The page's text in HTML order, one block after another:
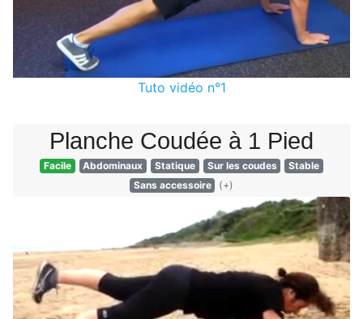
Tuto vidéo n°1
Planche Coudée à 1 Pied
Facile Abdominaux Statique Sur les coudes
Stable
Sans accessoire
(+)